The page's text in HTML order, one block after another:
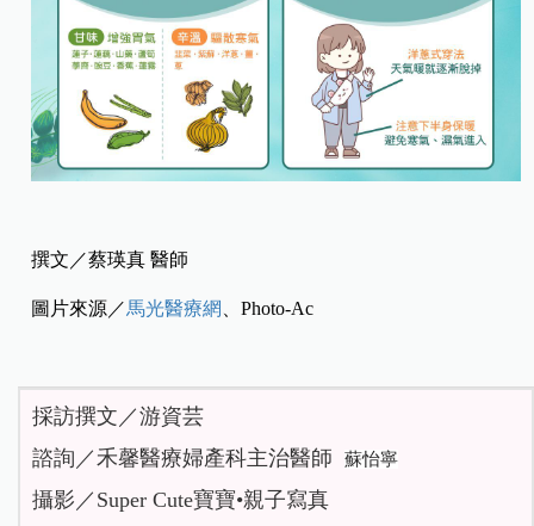
撰文／蔡瑛真 醫師
圖片來源／馬光醫療網 、Photo-Ac
採訪撰文／游資芸
諮詢／禾馨醫療婦產科主治醫師
蘇怡寧
攝影／Super Cute寶寶•親子寫真